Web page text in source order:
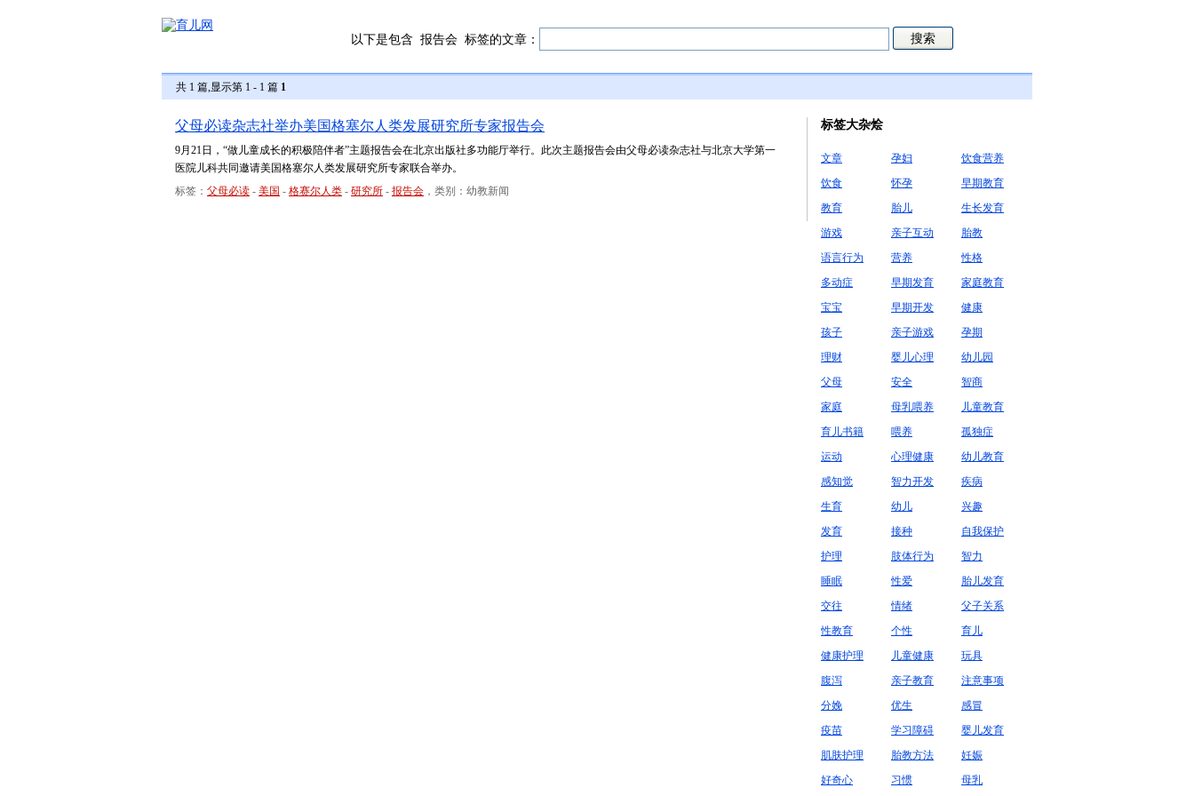
以下是包含 报告会 标签的文章：
共 1 篇,显示第 1 - 1 篇 1
父母必读杂志社举办美国格塞尔人类发展研究所专家报告会
9月21日，“做儿童成长的积极陪伴者”主题报告会在北京出版社多功能厅举行。此次主题报告会由父母必读杂志社与北京大学第一
医院儿科共同邀请美国格塞尔人类发展研究所专家联合举办。
标签： 父母必读 - 美国 - 格赛尔人类 - 研究所 - 报告会 ，类别：幼教新闻
标签大杂烩
文章 孕妇
饮食营养
饮食
怀孕
早期教育
教育
胎儿
生长发育
游戏
亲子互动
胎教
语言行为
营养
性格
多动症
早期发育
家庭教育
宝宝
早期开发
健康
孩子
亲子游戏
孕期
理财
婴儿心理
幼儿园
父母
安全
智商
家庭
母乳喂养
儿童教育
育儿书籍
喂养
孤独症
运动
心理健康
幼儿教育
感知觉
智力开发
疾病
生育
幼儿
兴趣
发育
接种
自我保护
护理
肢体行为
智力
睡眠
性爱
胎儿发育
交往
情绪
父子关系
性教育
个性
育儿
健康护理
儿童健康
玩具
腹泻
亲子教育
注意事项
分娩
优生
感冒
疫苗
学习障碍
婴儿发育
肌肤护理
胎教方法
妊娠
好奇心
习惯 母乳